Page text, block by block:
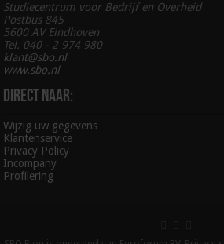
Studiecentrum voor Bedrijf en Overheid
Postbus 845
5600 AV Eindhoven
Tel. 040 - 2 974 980
klant@sbo.nl
www.sbo.nl
Direct naar:
Wijzig uw gegevens
Klantenservice
Privacy Policy
Incompany
Profilering